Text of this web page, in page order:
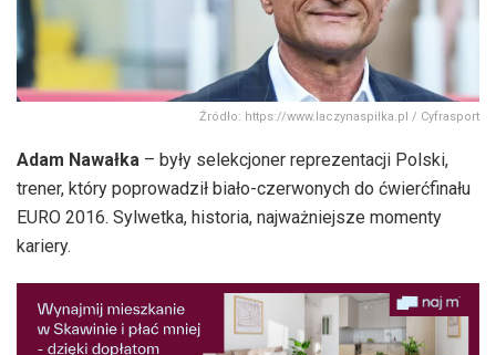
Źródło: https://www.laczynaspilka.pl / Cyfrasport
Adam Nawałka – były selekcjoner reprezentacji Polski,
trener, który poprowadził biało-czerwonych do ćwierćfinału
EURO 2016. Sylwetka, historia, najważniejsze momenty
kariery.